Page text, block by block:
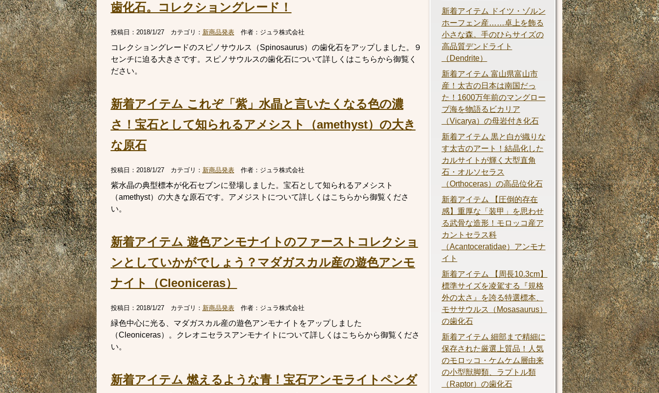
歯化石。コレクショングレード！
投稿日： 2018/1/27カテゴリ： 新商品発表作者： ジュラ株式会社
コレクショングレードのスピノサウルス（Spinosaurus）の歯化石をアップしました。９
センチに迫る大きさです。スピノサウルスの歯化石について詳しくはこちらから御覧く
ださい。
新着アイテム これぞ「紫」水晶と言いたくなる色の濃
さ！宝石として知られるアメシスト（amethyst）の大き
な原石
投稿日： 2018/1/27カテゴリ： 新商品発表作者： ジュラ株式会社
紫水晶の典型標本が化石セブンに登場しました。宝石として知られるアメシスト
（amethyst）の大きな原石です。アメジストについて詳しくはこちらから御覧くださ
い。
新着アイテム 遊色アンモナイトのファーストコレクショ
ンとしていかがでしょう？マダガスカル産の遊色アンモ
ナイト（Cleoniceras）
投稿日： 2018/1/27カテゴリ： 新商品発表作者： ジュラ株式会社
緑色中心に光る、マダガスカル産の遊色アンモナイトをアップしました
（Cleoniceras）。クレオニセラスアンモナイトについて詳しくはこちらから御覧くださ
い。
新着アイテム 燃えるような青！宝石アンモライトペンダ
新着アイテム ドイツ・ゾルン
ホーフェン産……卓上を飾る
小さな森。手のひらサイズの
高品質デンドライト
（Dendrite）
新着アイテム 富山県富山市
産！太古の日本は南国だっ
た！1600万年前のマングロー
ブ海を物語るビカリア
（Vicarya）の母岩付き化石
新着アイテム 黒と白が織りな
す太古のアート！結晶化した
カルサイトが輝く大型直角
石・オルソセラス
（Orthoceras）の高品位化石
新着アイテム 【圧倒的存在
感】重厚な「装甲」を思わせ
る武骨な造形！モロッコ産ア
カントセラス科
（Acantoceratidae）アンモナ
イト
新着アイテム 【周長10.3cm】
標準サイズを凌駕する『規格
外の太さ』を誇る特選標本、
モササウルス（Mosasaurus）
の歯化石
新着アイテム 細部まで精細に
保存された厳選上質品！人気
のモロッコ・ケムケム層由来
の小型獣脚類、ラプトル類
（Raptor）の歯化石